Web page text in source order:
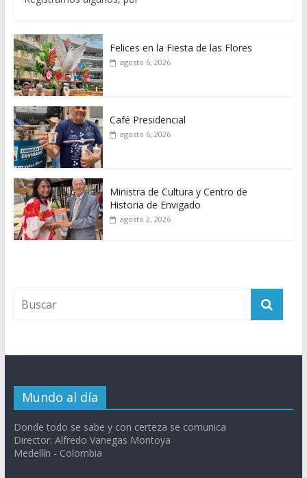
Felices en la Fiesta de las Flores
agosto 6, 2026
Café Presidencial
agosto 6, 2026
Ministra de Cultura y Centro de
Historia de Envigado
agosto 2, 2026
Mundo al día
Donde todo se sabe y con certeza se comunica
Director: Alfredo Vanegas Montoya
Medellín - Colombia